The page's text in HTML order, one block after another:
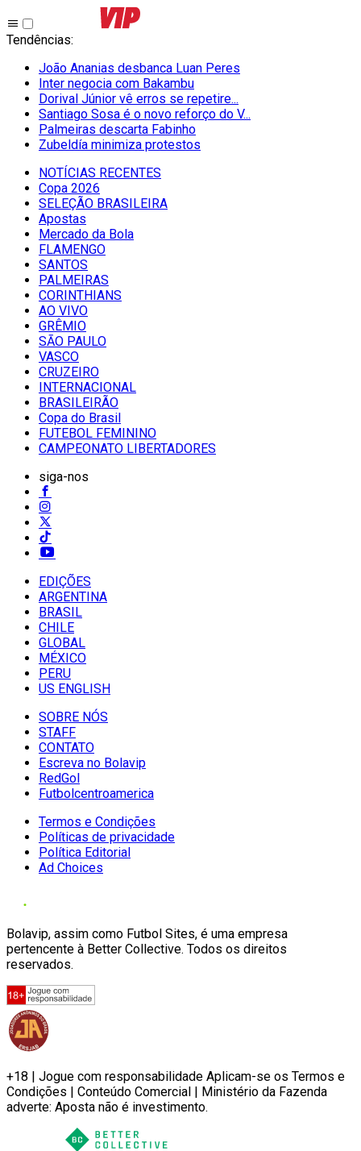
Tendências:
João Ananias desbanca Luan Peres
Inter negocia com Bakambu
Dorival Júnior vê erros se repetire...
Santiago Sosa é o novo reforço do V...
Palmeiras descarta Fabinho
Zubeldía minimiza protestos
NOTÍCIAS RECENTES
Copa 2026
SELEÇÃO BRASILEIRA
Apostas
Mercado da Bola
FLAMENGO
SANTOS
PALMEIRAS
CORINTHIANS
AO VIVO
GRÊMIO
SĀO PAULO
VASCO
CRUZEIRO
INTERNACIONAL
BRASILEIRÃO
Copa do Brasil
FUTEBOL FEMININO
CAMPEONATO LIBERTADORES
siga-nos
EDIÇÕES
ARGENTINA
BRASIL
CHILE
GLOBAL
MÉXICO
PERU
US ENGLISH
SOBRE NÓS
STAFF
CONTATO
Escreva no Bolavip
RedGol
Futbolcentroamerica
Termos e Condições
Políticas de privacidade
Política Editorial
Ad Choices
Bolavip, assim como Futbol Sites, é uma empresa
pertencente à Better Collective. Todos os direitos
reservados.
+18 | Jogue com responsabilidade Aplicam-se os Termos e
Condições | Conteúdo Comercial | Ministério da Fazenda
adverte: Aposta não é investimento.